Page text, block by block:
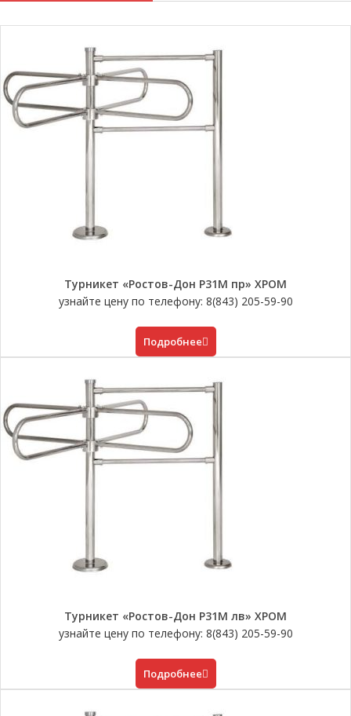
Турникет «Ростов-Дон Р31М пр» ХРОМ
узнайте цену по телефону: 8(843) 205-59-90
Подробнее
Турникет «Ростов-Дон Р31М лв» ХРОМ
узнайте цену по телефону: 8(843) 205-59-90
Подробнее